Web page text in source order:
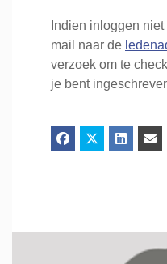
Indien inloggen
mail naar de
verzoek om te
je bent